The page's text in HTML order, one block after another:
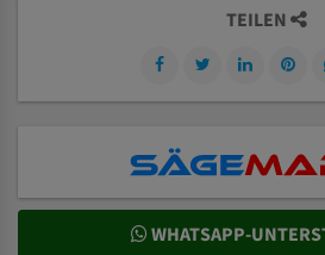
TEILEN
WHATSAPP-